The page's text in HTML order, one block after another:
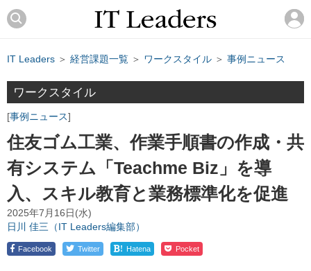
IT Leaders ＞ 経営課題一覧 ＞ ワークスタイル ＞ 事例ニュース
ワークスタイル
事例ニュース
住友ゴム工業、作業手順書の作成・共
有システム「Teachme Biz」を導
入、スキル教育と業務標準化を促進
2025年7月16日(水)
日川 佳三（IT Leaders編集部）
Facebook Twitter ! Hatena Pocket